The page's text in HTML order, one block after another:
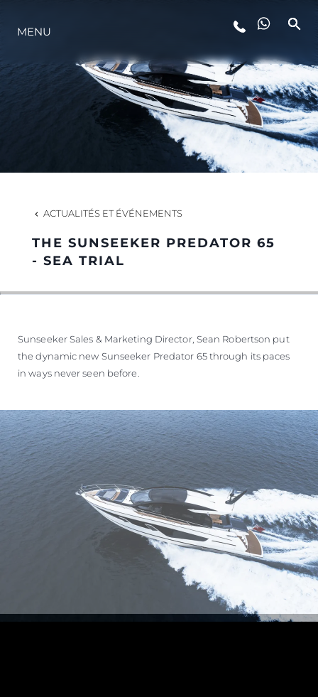
STYLE DE VIE
L'INNOVATION
LA SOCIÉTÉ
NOTRE ÉQUIPE
NOTRE HÉRITAGE
MENU
ACTUALITÉS ET ÉVÉNEMENTS
THE SUNSEEKER PREDATOR 65
- SEA TRIAL
Sunseeker Sales & Marketing Director, Sean Robertson put
the dynamic new Sunseeker Predator 65 through its paces
in ways never seen before.